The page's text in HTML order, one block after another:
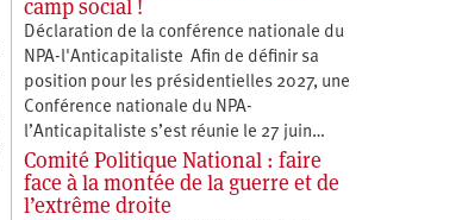
camp social !
Déclaration de la conférence nationale du
NPA-l'Anticapitaliste Afin de définir sa
position pour les présidentielles 2027, une
Conférence nationale du NPA-
l’Anticapitaliste s’est réunie le 27 juin…
Comité Politique National : faire
face à la montée de la guerre et de
l’extrême droite